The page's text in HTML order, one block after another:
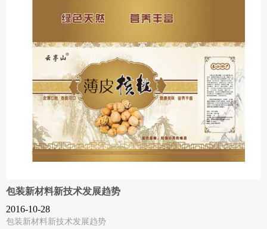
包装新材料新技术发展趋势
2016-10-28
包装新材料新技术发展趋势